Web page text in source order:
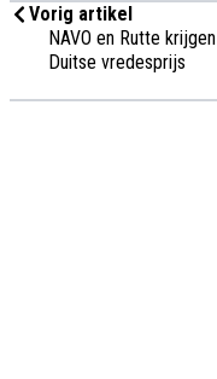
Vorig artikel
NAVO en Rutte krijgen
Duitse vredesprijs